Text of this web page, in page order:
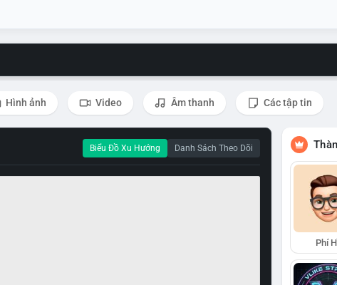
Hình ảnh Video Âm thanh Các tập tin
Biểu Đồ Xu Hướng Danh Sách Theo Dõi
Phí